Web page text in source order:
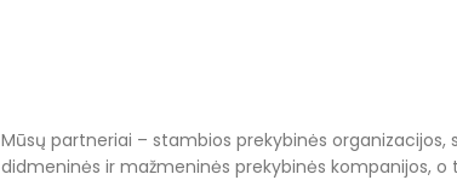
Mūsų partneriai – stambios prekybinės organizacijos,
didmeninės ir mažmeninės prekybinės kompanijos,